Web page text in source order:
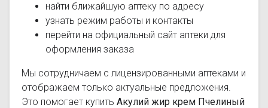
найти ближайшую аптеку по адресу
узнать режим работы и контакты
перейти на официальный сайт аптеки для
оформления заказа
Мы сотрудничаем с лицензированными аптеками и
отображаем только актуальные предложения.
Это помогает купить Акулий жир крем Пчелиный